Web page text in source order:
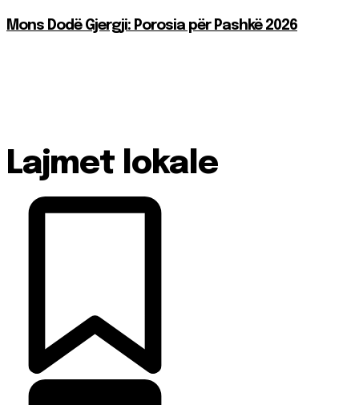
Mons Dodë Gjergji: Porosia për Pashkë 2026
Lajmet lokale